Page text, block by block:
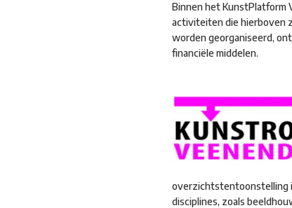
Binnen het KunstPlatform
activiteiten die hierboven
worden georganiseerd,
financiële middelen.
overzichtstentoonstelling
disciplines, zoals